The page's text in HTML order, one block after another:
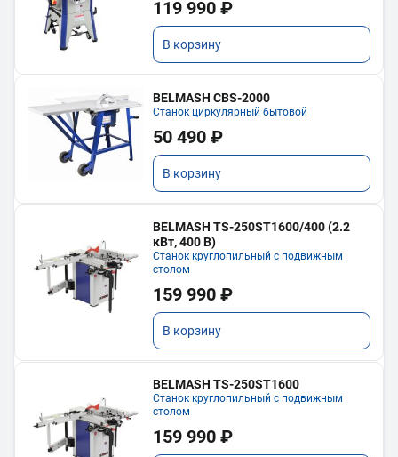
119 990 ₽
В корзину
BELMASH CBS-2000
Станок циркулярный бытовой
50 490 ₽
В корзину
BELMASH TS-250ST1600/400 (2.2
кВт, 400 В)
Станок круглопильный с подвижным
столом
159 990 ₽
В корзину
BELMASH TS-250ST1600
Станок круглопильный с подвижным
столом
159 990 ₽